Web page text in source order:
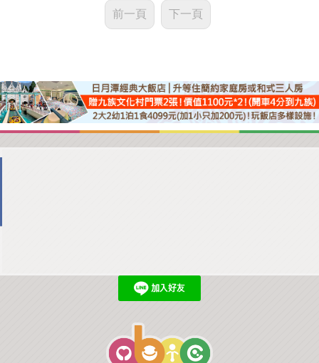
前一頁 下一頁